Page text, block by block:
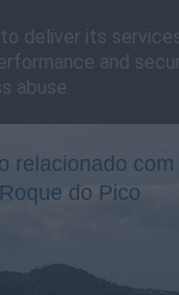
relacionado
do Pico
deliver its
and
abuse.